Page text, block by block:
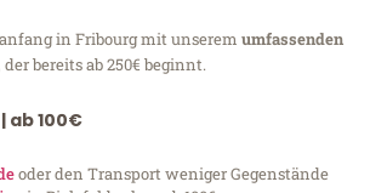
in Fribourg mit unserem umfassenden
der bereits ab 250€ beginnt.
| ab 100€
oder den Transport weniger Gegenstände